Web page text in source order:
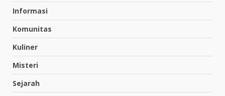
Informasi
Komunitas
Kuliner
Misteri
Sejarah